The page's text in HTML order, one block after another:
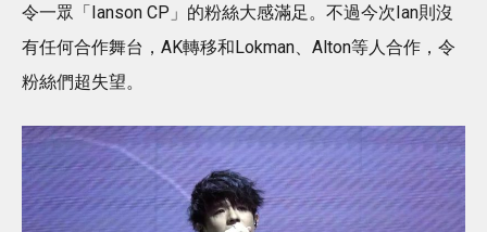
令一眾「Ianson CP」的粉絲大感滿足。不過今次Ian則沒
有任何合作舞台，AK轉移和Lokman、Alton等人合作，令
粉絲們超失望。